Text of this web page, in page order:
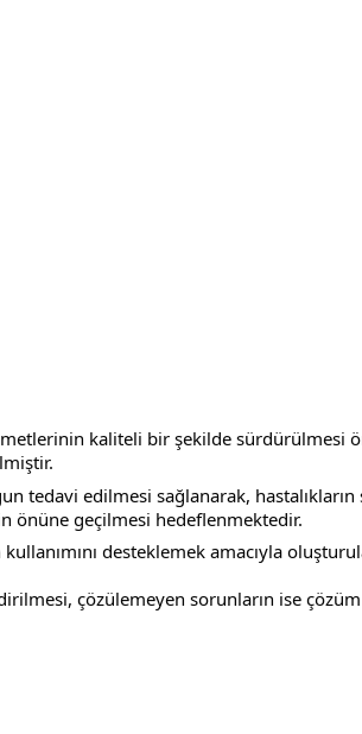
kaliteli bir şekilde sürdürülmesi
önüne geçilmesi hedeflenmektedir.
çözülemeyen sorunların ise